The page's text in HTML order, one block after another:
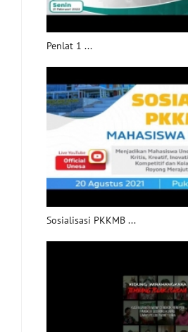
Penlat 1 ...
Sosialisasi PKKMB ...